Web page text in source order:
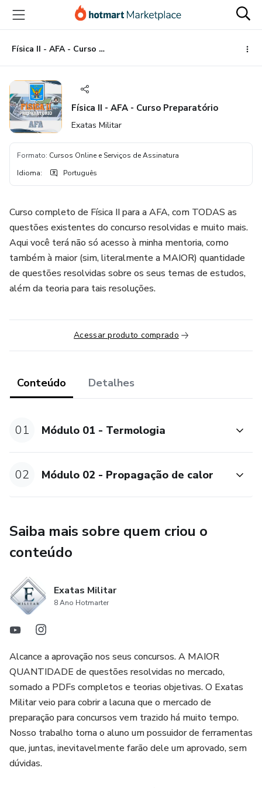
para
conteúdo
principal
para
pagamento
para
rodapé
Física II - AFA - Curso Preparatório
Física II - AFA - Curso Preparatório
Exatas Militar
Formato: Cursos Online e Serviços de Assinatura
Idioma: Português
Curso completo de Física II para a AFA, com TODAS as
questões existentes do concurso resolvidas e muito mais.
Aqui você terá não só acesso à minha mentoria, como
também à maior (sim, literalmente a MAIOR) quantidade
de questões resolvidas sobre os seus temas de estudos,
além da teoria para tais resoluções.
Acessar produto comprado
Conteúdo Detalhes
01 Módulo 01 - Termologia
02 Módulo 02 - Propagação de calor
Saiba mais sobre quem criou o
conteúdo
Exatas Militar
8 Ano Hotmarter
Alcance a aprovação nos seus concursos. A MAIOR
QUANTIDADE de questões resolvidas no mercado,
somado a PDFs completos e teorias objetivas. O Exatas
Militar veio para cobrir a lacuna que o mercado de
preparação para concursos vem trazido há muito tempo.
Nosso trabalho torna o aluno um possuidor de ferramentas
que, juntas, inevitavelmente farão dele um aprovado, sem
dúvidas.